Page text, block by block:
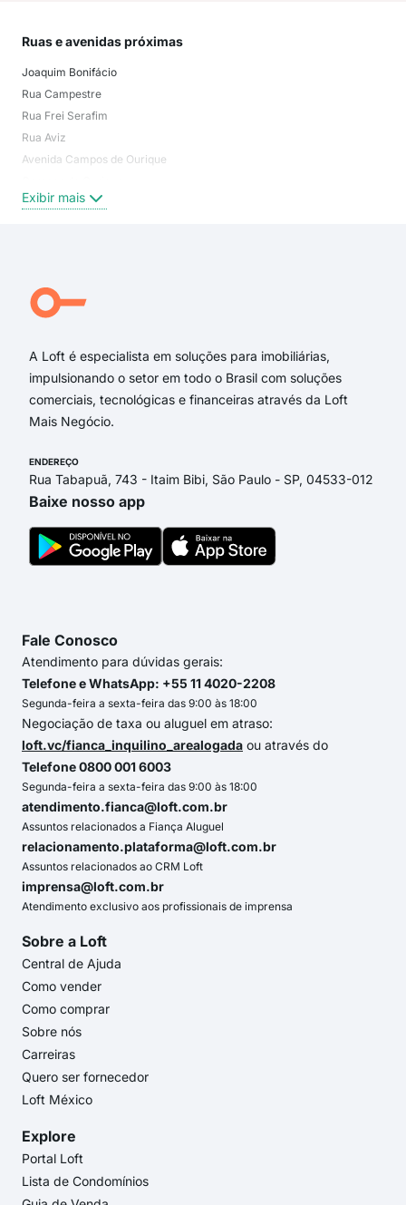
Ruas e avenidas próximas
Joaquim Bonifácio
Rua Campestre
Rua Frei Serafim
Rua Aviz
Avenida Campos de Ourique
Rua Joaquim Bonifácio
Rua Vera Cruz
Rua Marquês de Pombal
Exibir mais
A Loft é especialista em soluções para imobiliárias,
impulsionando o setor em todo o Brasil com soluções
comerciais, tecnológicas e financeiras através da Loft
Mais Negócio.
ENDEREÇO
Rua Tabapuã, 743 - Itaim Bibi, São Paulo - SP, 04533-012
Baixe nosso app
Fale Conosco
Atendimento para dúvidas gerais:
Telefone e WhatsApp: +55 11 4020-2208
Segunda-feira a sexta-feira das 9:00 às 18:00
Negociação de taxa ou aluguel em atraso:
loft.vc/fianca_inquilino_arealogada ou através do
Telefone 0800 001 6003
Segunda-feira a sexta-feira das 9:00 às 18:00
atendimento.fianca@loft.com.br
Assuntos relacionados a Fiança Aluguel
relacionamento.plataforma@loft.com.br
Assuntos relacionados ao CRM Loft
imprensa@loft.com.br
Atendimento exclusivo aos profissionais de imprensa
Sobre a Loft
Central de Ajuda
Como vender
Como comprar
Sobre nós
Carreiras
Quero ser fornecedor
Loft México
Explore
Portal Loft
Lista de Condomínios